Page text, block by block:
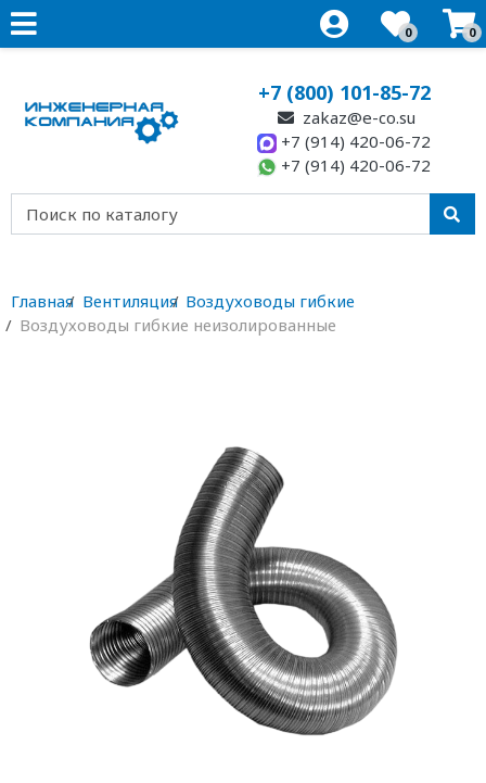
0 0
+7 (800) 101-85-72
zakaz@e-co.su
+7 (914) 420-06-72
+7 (914) 420-06-72
Главная Вентиляция Воздуховоды гибкие
Воздуховоды гибкие неизолированные